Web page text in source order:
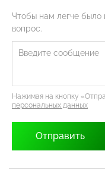
Чтобы нам легче было
вопрос.
Нажимая на кнопку
персональных данных